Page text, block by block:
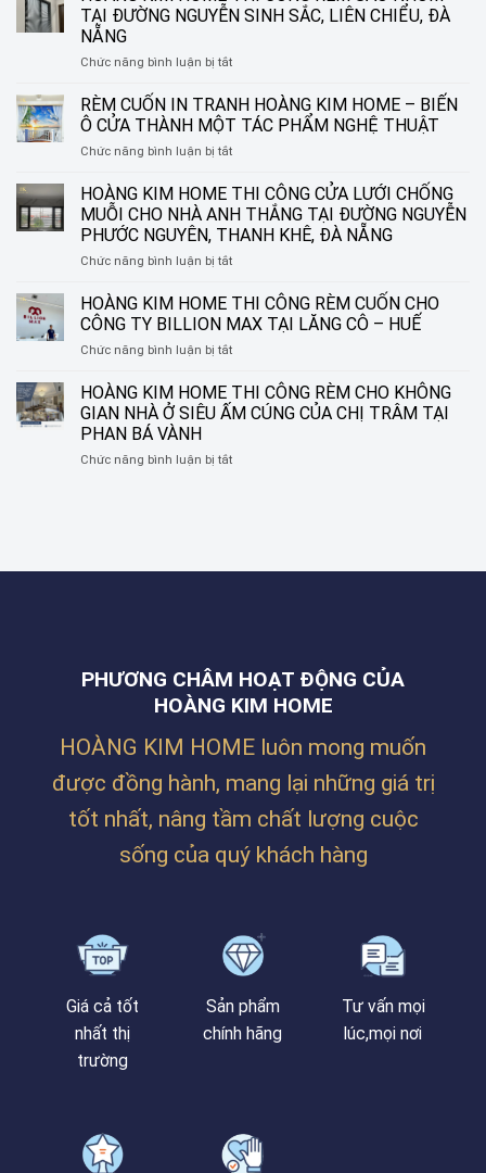
TẠI ĐƯỜNG NGUYỄN SINH SẮC, LIÊN CHIỂU, ĐÀ
NẴNG
Chức năng bình luận bị tắtở
KIM
HOME
THI
CÔNG
SÁO
NHÔM
TẠI
NGUYỄN
SẮC,
LIÊN
ĐÀ
RÈM CUỐN IN TRANH HOÀNG KIM HOME – BIẾN
Ô CỬA THÀNH MỘT TÁC PHẨM NGHỆ THUẬT
Chức năng bình luận bị tắtở
CUỐN
IN
TRANH
HOÀNG
KIM
–
BIẾN
CỬA
MỘT
TÁC
THUẬT
HOÀNG KIM HOME THI CÔNG CỬA LƯỚI CHỐNG
MUỖI CHO NHÀ ANH THẮNG TẠI ĐƯỜNG NGUYỄN
PHƯỚC NGUYÊN, THANH KHÊ, ĐÀ NẴNG
Chức năng bình luận bị tắtở
KIM
HOME
THI
CÔNG
LƯỚI
CHỐNG
NHÀ
PHƯỚC
HOÀNG KIM HOME THI CÔNG RÈM CUỐN CHO
CÔNG TY BILLION MAX TẠI LĂNG CÔ – HUẾ
Chức năng bình luận bị tắtở
KIM
HOME
THI
RÈM
MAX
HOÀNG KIM HOME THI CÔNG RÈM CHO KHÔNG
GIAN NHÀ Ở SIÊU ẤM CÚNG CỦA CHỊ TRÂM TẠI
PHAN BÁ VÀNH
Chức năng bình luận bị tắtở
RÈM
SIÊU
ẤM
CỦA
CHỊ
TẠI
BÁ
VÀNH
PHƯƠNG CHÂM HOẠT ĐỘNG CỦA
HOÀNG KIM HOME
HOÀNG KIM HOME luôn mong muốn
được đồng hành, mang lại những giá trị
tốt nhất, nâng tầm chất lượng cuộc
sống của quý khách hàng
Giá cả tốt
nhất thị
trường
Sản phẩm
chính hãng
Tư vấn mọi
lúc,mọi nơi